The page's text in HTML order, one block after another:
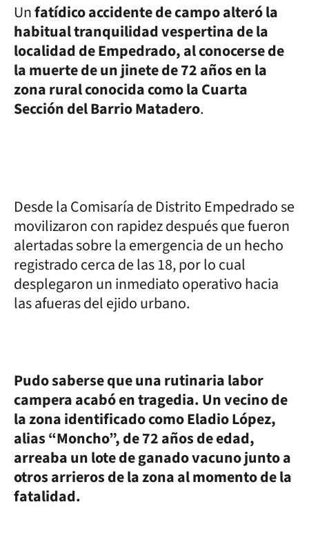
Unfatídico accidente de campo alteró la
habitual tranquilidad vespertina de la
localidad de Empedrado, al conocerse de
la muerte de un jinete de 72 años en la
zona rural conocida como la Cuarta
Sección del Barrio Matadero.
Desde la Comisaría de Distrito Empedrado se
movilizaron con rapidez después que fueron
alertadas sobre la emergencia de un hecho
registrado cerca de las 18, por lo cual
desplegaron un inmediato operativo hacia
las afueras del ejido urbano.
Pudo saberse que una rutinaria labor
campera acabó en tragedia. Un vecino de
la zona identificado como Eladio López,
alias “Moncho”, de 72 años de edad,
arreaba un lote de ganado vacuno junto a
otros arrieros de la zona al momento de la
fatalidad.